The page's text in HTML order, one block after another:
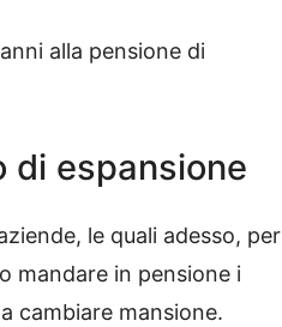
alla pensione di
di espansione
le quali adesso, per
mandare in pensione i
cambiare mansione.